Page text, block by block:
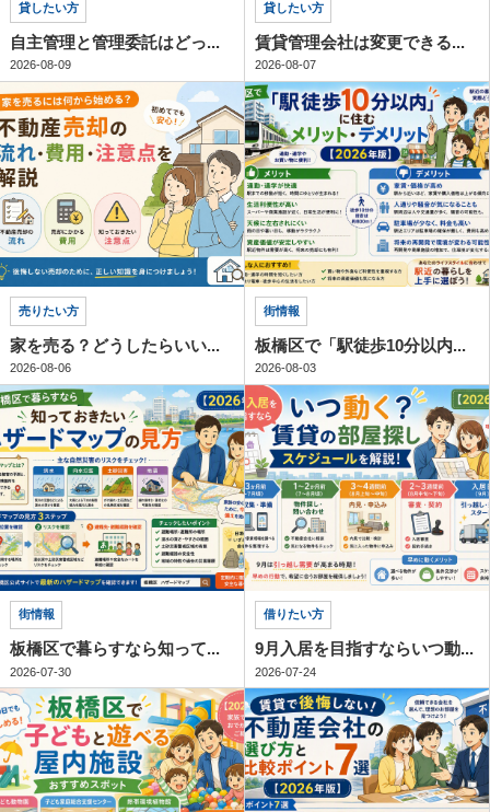
貸したい方
自主管理と管理委託はどっ...
2026-08-09
貸したい方
賃貸管理会社は変更できる...
2026-08-07
売りたい方
家を売る？どうしたらいい...
2026-08-06
街情報
板橋区で「駅徒歩10分以内...
2026-08-03
街情報
板橋区で暮らすなら知って...
2026-07-30
借りたい方
9月入居を目指すならいつ動...
2026-07-24